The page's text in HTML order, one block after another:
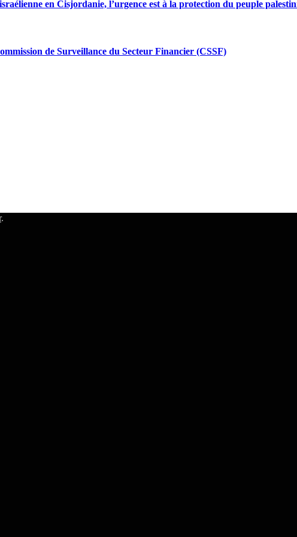
en Cisjordanie, l’urgence est à la protection du peuple
de Surveillance du Secteur Financier (CSSF)
.